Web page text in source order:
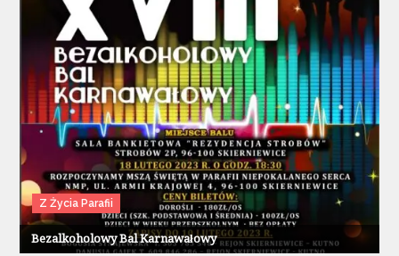
Z Życia Parafii
Bezalkoholowy Bal Karnawałowy